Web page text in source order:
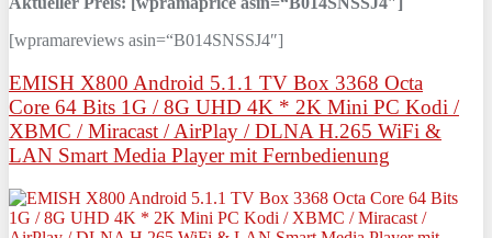
[wpramareviews asin=“B014SNSSJ4″]
EMISH X800 Android 5.1.1 TV Box 3368 Octa
Core 64 Bits 1G / 8G UHD 4K * 2K Mini PC Kodi /
XBMC / Miracast / AirPlay / DLNA H.265 WiFi &
LAN Smart Media Player mit Fernbedienung